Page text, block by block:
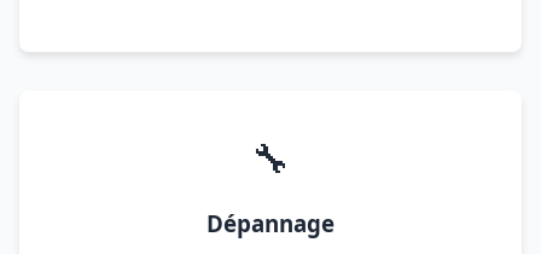
🔧
Dépannage